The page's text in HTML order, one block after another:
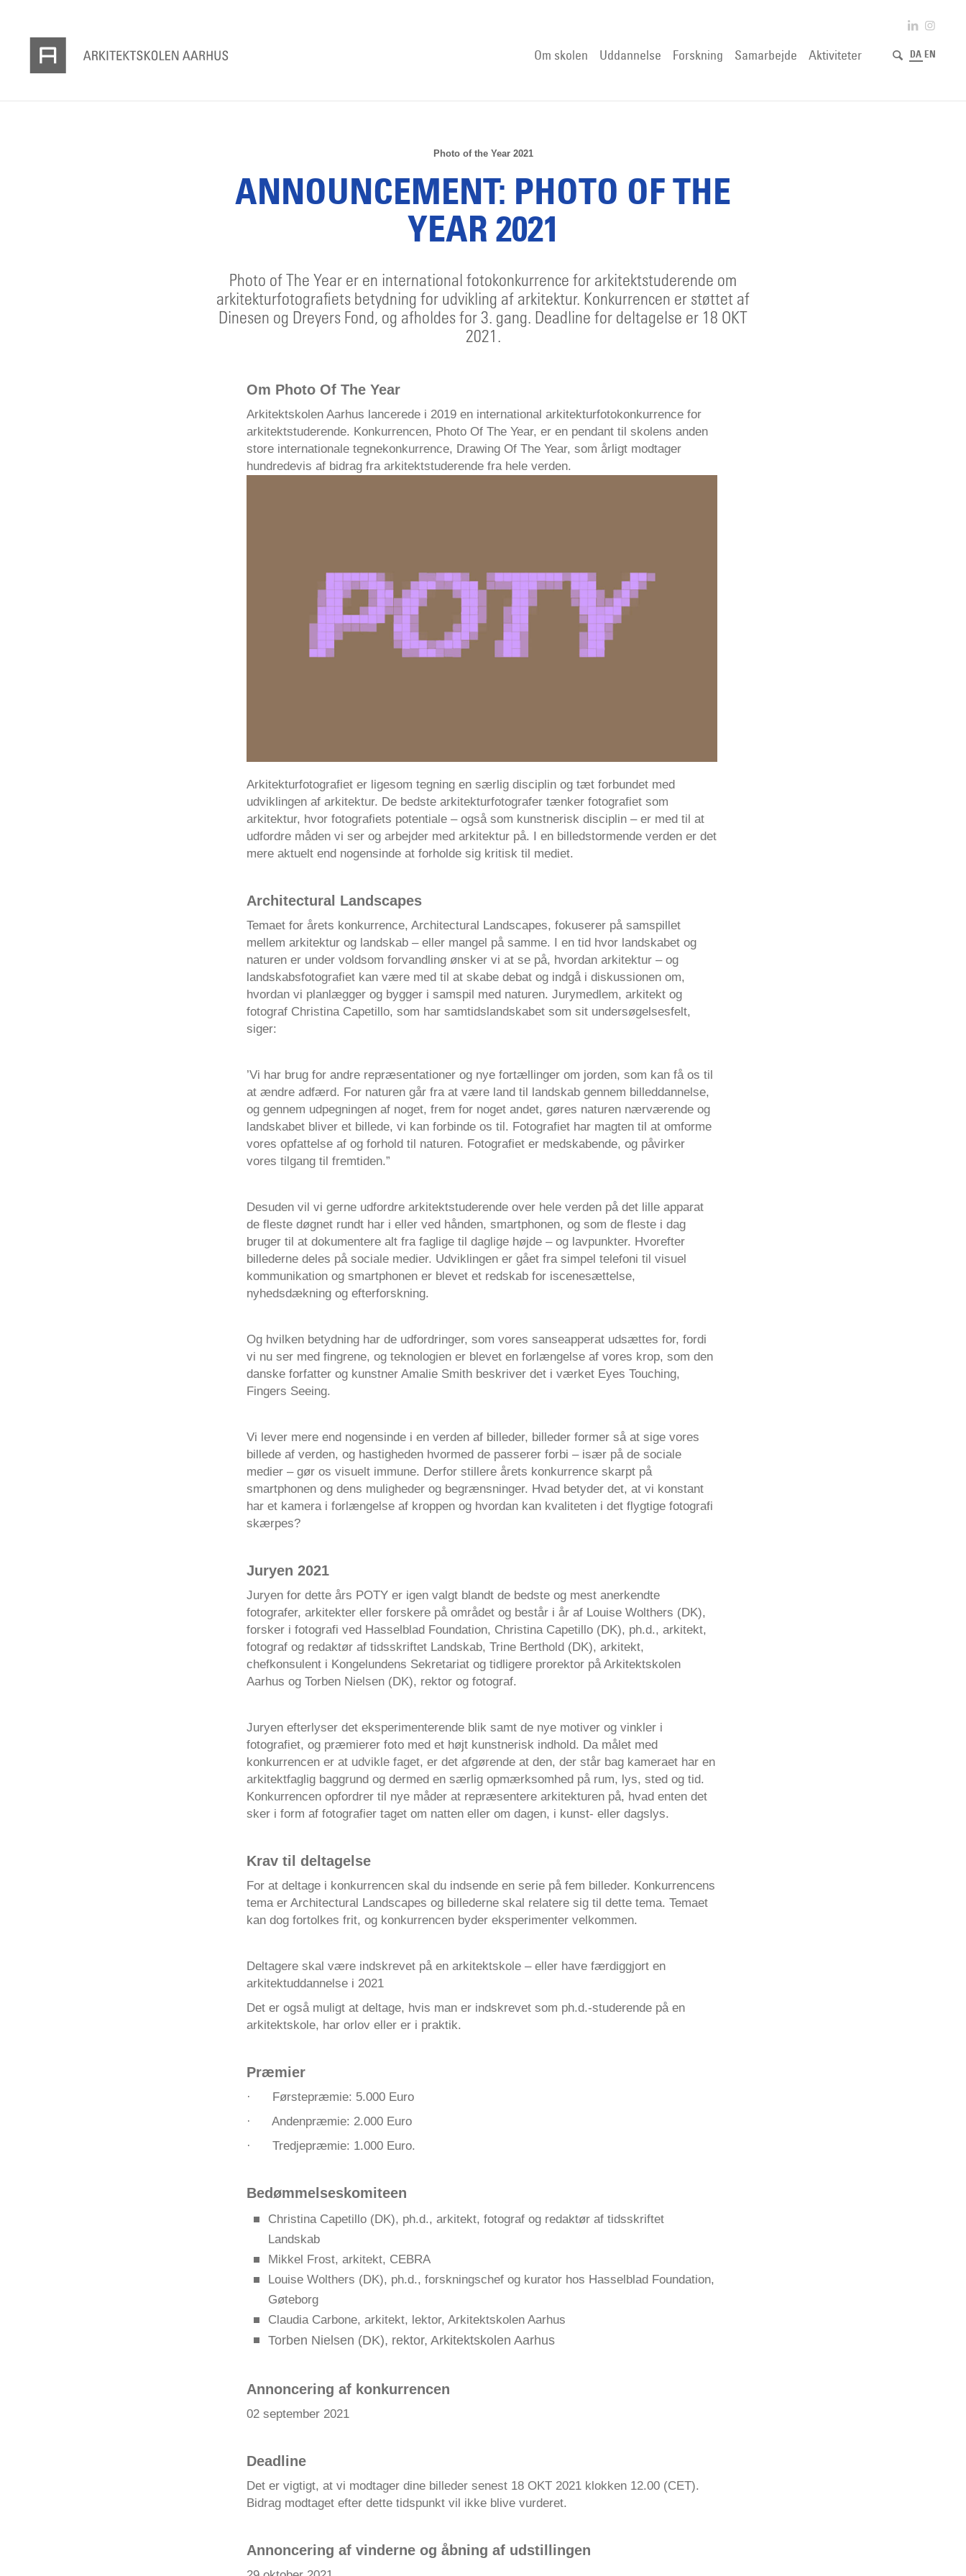
Om skolen Uddannelse Forskning Samarbejde Aktiviteter DA EN
Photo of the Year 2021
ANNOUNCEMENT: PHOTO OF THE
YEAR 2021
Photo of The Year er en international fotokonkurrence for arkitektstuderende om
arkitekturfotografiets betydning for udvikling af arkitektur. Konkurrencen er støttet af
Dinesen og Dreyers Fond, og afholdes for 3. gang. Deadline for deltagelse er 18 OKT
2021.
Om Photo Of The Year
Arkitektskolen Aarhus lancerede i 2019 en international arkitekturfotokonkurrence for
arkitektstuderende. Konkurrencen, Photo Of The Year, er en pendant til skolens anden
store internationale tegnekonkurrence, Drawing Of The Year, som årligt modtager
hundredevis af bidrag fra arkitektstuderende fra hele verden.
Arkitekturfotografiet er ligesom tegning en særlig disciplin og tæt forbundet med
udviklingen af arkitektur. De bedste arkitekturfotografer tænker fotografiet som
arkitektur, hvor fotografiets potentiale – også som kunstnerisk disciplin – er med til at
udfordre måden vi ser og arbejder med arkitektur på. I en billedstormende verden er det
mere aktuelt end nogensinde at forholde sig kritisk til mediet.
Architectural Landscapes
Temaet for årets konkurrence, Architectural Landscapes, fokuserer på samspillet
mellem arkitektur og landskab – eller mangel på samme. I en tid hvor landskabet og
naturen er under voldsom forvandling ønsker vi at se på, hvordan arkitektur – og
landskabsfotografiet kan være med til at skabe debat og indgå i diskussionen om,
hvordan vi planlægger og bygger i samspil med naturen. Jurymedlem, arkitekt og
fotograf Christina Capetillo, som har samtidslandskabet som sit undersøgelsesfelt,
siger:
’Vi har brug for andre repræsentationer og nye fortællinger om jorden, som kan få os til
at ændre adfærd. For naturen går fra at være land til landskab gennem billeddannelse,
og gennem udpegningen af noget, frem for noget andet, gøres naturen nærværende og
landskabet bliver et billede, vi kan forbinde os til. Fotografiet har magten til at omforme
vores opfattelse af og forhold til naturen. Fotografiet er medskabende, og påvirker
vores tilgang til fremtiden.”
Desuden vil vi gerne udfordre arkitektstuderende over hele verden på det lille apparat
de fleste døgnet rundt har i eller ved hånden, smartphonen, og som de fleste i dag
bruger til at dokumentere alt fra faglige til daglige højde – og lavpunkter. Hvorefter
billederne deles på sociale medier. Udviklingen er gået fra simpel telefoni til visuel
kommunikation og smartphonen er blevet et redskab for iscenesættelse,
nyhedsdækning og efterforskning.
Og hvilken betydning har de udfordringer, som vores sanseapperat udsættes for, fordi
vi nu ser med fingrene, og teknologien er blevet en forlængelse af vores krop, som den
danske forfatter og kunstner Amalie Smith beskriver det i værket Eyes Touching,
Fingers Seeing.
Vi lever mere end nogensinde i en verden af billeder, billeder former så at sige vores
billede af verden, og hastigheden hvormed de passerer forbi – især på de sociale
medier – gør os visuelt immune. Derfor stillere årets konkurrence skarpt på
smartphonen og dens muligheder og begrænsninger. Hvad betyder det, at vi konstant
har et kamera i forlængelse af kroppen og hvordan kan kvaliteten i det flygtige fotografi
skærpes?
Juryen 2021
Juryen for dette års POTY er igen valgt blandt de bedste og mest anerkendte
fotografer, arkitekter eller forskere på området og består i år af Louise Wolthers (DK),
forsker i fotografi ved Hasselblad Foundation, Christina Capetillo (DK), ph.d., arkitekt,
fotograf og redaktør af tidsskriftet Landskab, Trine Berthold (DK), arkitekt,
chefkonsulent i Kongelundens Sekretariat og tidligere prorektor på Arkitektskolen
Aarhus og Torben Nielsen (DK), rektor og fotograf.
Juryen efterlyser det eksperimenterende blik samt de nye motiver og vinkler i
fotografiet, og præmierer foto med et højt kunstnerisk indhold. Da målet med
konkurrencen er at udvikle faget, er det afgørende at den, der står bag kameraet har en
arkitektfaglig baggrund og dermed en særlig opmærksomhed på rum, lys, sted og tid.
Konkurrencen opfordrer til nye måder at repræsentere arkitekturen på, hvad enten det
sker i form af fotografier taget om natten eller om dagen, i kunst- eller dagslys.
Krav til deltagelse
For at deltage i konkurrencen skal du indsende en serie på fem billeder. Konkurrencens
tema er Architectural Landscapes og billederne skal relatere sig til dette tema. Temaet
kan dog fortolkes frit, og konkurrencen byder eksperimenter velkommen.
Deltagere skal være indskrevet på en arkitektskole – eller have færdiggjort en
arkitektuddannelse i 2021
Det er også muligt at deltage, hvis man er indskrevet som ph.d.-studerende på en
arkitektskole, har orlov eller er i praktik.
Præmier
· Førstepræmie: 5.000 Euro
· Andenpræmie: 2.000 Euro
· Tredjepræmie: 1.000 Euro.
Bedømmelseskomiteen
Christina Capetillo (DK), ph.d., arkitekt, fotograf og redaktør af tidsskriftet
Landskab
Mikkel Frost, arkitekt, CEBRA
Louise Wolthers (DK), ph.d., forskningschef og kurator hos Hasselblad Foundation,
Gøteborg
Claudia Carbone, arkitekt, lektor, Arkitektskolen Aarhus
Torben Nielsen (DK), rektor, Arkitektskolen Aarhus
Annoncering af konkurrencen
02 september 2021
Deadline
Det er vigtigt, at vi modtager dine billeder senest 18 OKT 2021 klokken 12.00 (CET).
Bidrag modtaget efter dette tidspunkt vil ikke blive vurderet.
Annoncering af vinderne og åbning af udstillingen